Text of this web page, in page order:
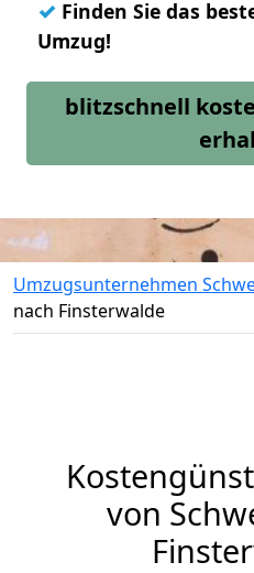
✓ Finden Sie das
Umzug!
blitzschnell
Umzugsunternehmen
nach Finsterwalde
von